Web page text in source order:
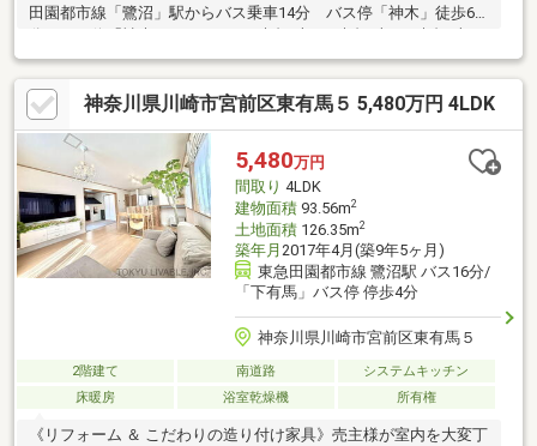
田園都市線「鷺沼」駅からバス乗車14分 バス停「神木」徒歩6
┃▼対象不動産の特徴
┗━━━━━━━━━━━━━━━━━━━・土地面積：
158.4m2（約47.91坪）・建物面積：126.92m2（約38.39坪）・前
面道路幅員6.0m・旧東急電鉄(株)の分譲地・ルーフバルコニーか
らの眺望・陽当たり良好です・雨に濡れない地下車庫がございま
す カースペース2台（車種により）
神奈川県川崎市宮前区東有馬５ 5,480万円 4LDK
5,480万円
間取り 4LDK
建物面積93.56m2
土地面積126.35m2
築年月 2017年4月(築9年5ヶ月)
東急田園都市線 鷺沼駅 バス16分/
「下有馬」バス停 停歩4分
神奈川県川崎市宮前区東有馬５
2階建て 南道路
システムキッチン
床暖房
浴室乾燥機 所有権
《リフォーム ＆ こだわりの造り付け家具》売主様が室内を大変丁